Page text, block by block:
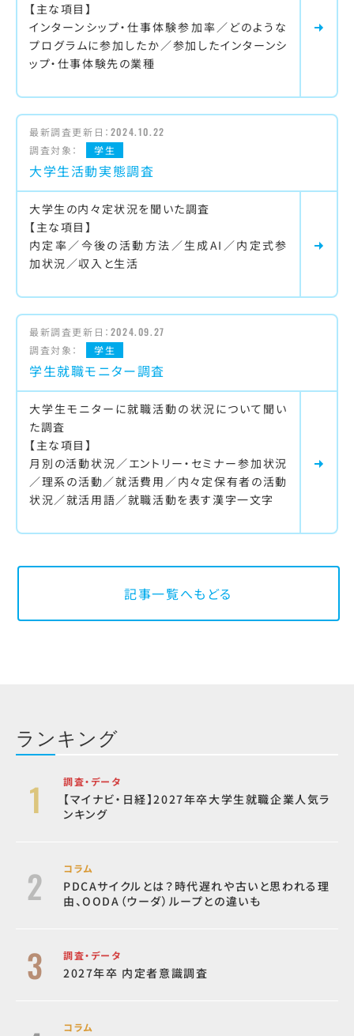
【主な項目】
インターンシップ・仕事体験参加率／どのような
プログラムに参加したか／参加したインターンシ
ップ・仕事体験先の業種
最新調査更新日： 2024.10.22
調査対象：
学生
大学生活動実態調査
大学生の内々定状況を聞いた調査
【主な項目】
内定率／今後の活動方法／生成AI／内定式参
加状況／収入と生活
最新調査更新日： 2024.09.27
調査対象：
学生
学生就職モニター調査
大学生モニターに就職活動の状況について聞い
た調査
【主な項目】
月別の活動状況／エントリー・セミナー参加状況
／理系の活動／就活費用／内々定保有者の活動
状況／就活用語／就職活動を表す漢字一文字
記事一覧へもどる
ランキング
調査・データ
【マイナビ・日経】2027年卒大学生就職企業人気ラ
ンキング
コラム
PDCAサイクルとは？時代遅れや古いと思われる理
由、OODA（ウーダ）ループとの違いも
調査・データ
2027年卒 内定者意識調査
コラム